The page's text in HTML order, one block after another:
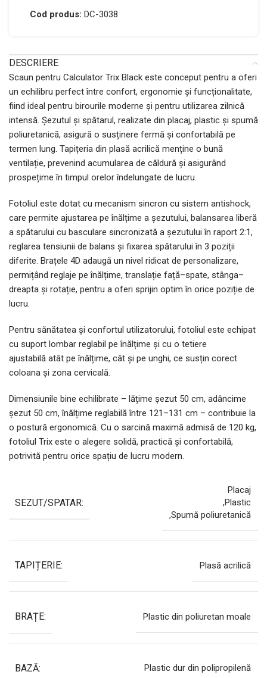
Cod produs: DC-3038
DESCRIERE
Scaun pentru Calculator Trix Black este conceput pentru a oferi
un echilibru perfect între confort, ergonomie și funcționalitate,
fiind ideal pentru birourile moderne și pentru utilizarea zilnică
intensă. Șezutul și spătarul, realizate din placaj, plastic și spumă
poliuretanică, asigură o susținere fermă și confortabilă pe
termen lung. Tapițeria din plasă acrilică menține o bună
ventilație, prevenind acumularea de căldură și asigurând
prospețime în timpul orelor îndelungate de lucru.
Fotoliul este dotat cu mecanism sincron cu sistem antishock,
care permite ajustarea pe înălțime a șezutului, balansarea liberă
a spătarului cu basculare sincronizată a șezutului în raport 2:1,
reglarea tensiunii de balans și fixarea spătarului în 3 poziții
diferite. Brațele 4D adaugă un nivel ridicat de personalizare,
permițând reglaje pe înălțime, translație față–spate, stânga–
dreapta și rotație, pentru a oferi sprijin optim în orice poziție de
lucru.
Pentru sănătatea și confortul utilizatorului, fotoliul este echipat
cu suport lombar reglabil pe înălțime și cu o tetiere
ajustabilă atât pe înălțime, cât și pe unghi, ce susțin corect
coloana și zona cervicală.
Dimensiunile bine echilibrate – lățime șezut 50 cm, adâncime
șezut 50 cm, înălțime reglabilă între 121–131 cm – contribuie la
o postură ergonomică. Cu o sarcină maximă admisă de 120 kg,
fotoliul Trix este o alegere solidă, practică și confortabilă,
potrivită pentru orice spațiu de lucru modern.
SEZUT/SPATAR:
Placaj
,Plastic
,Spumă poliuretanică
TAPIȚERIE: Plasă acrilică
BRAȚE: Plastic din poliuretan moale
BAZĂ: Plastic dur din polipropilenă